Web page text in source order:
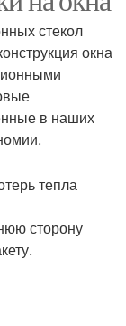
стекол
окна
в наших
тепла
сторону